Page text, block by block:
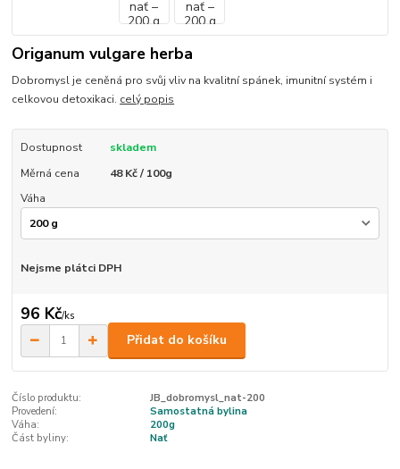
Origanum vulgare herba
Dobromysl je ceněná pro svůj vliv na kvalitní spánek, imunitní systém i
celkovou detoxikaci. celý popis
Dostupnost
skladem
Měrná cena
48 Kč / 100g
Váha
Nejsme plátci DPH
96 Kč/ks
Přidat do košíku
Číslo produktu:
JB_dobromysl_nat-200
Provedení:
Samostatná bylina
Váha:
200g
Část byliny:
Nať